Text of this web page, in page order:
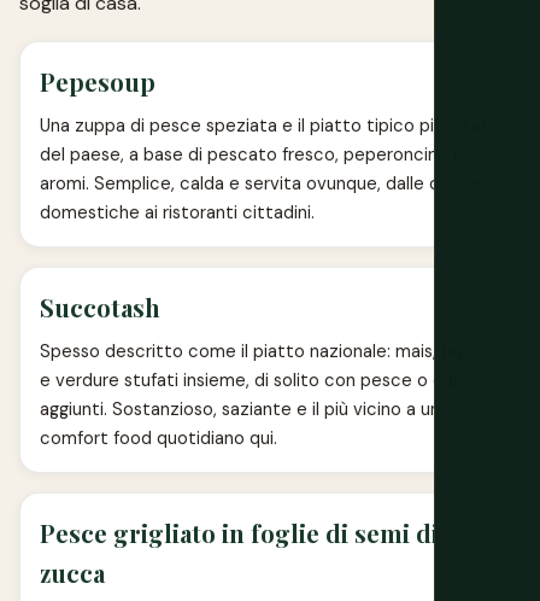
Pepesoup
Una zuppa di pesce speziata e il piatto tipico più citato
del paese, a base di pescato fresco, peperoncino e
aromi. Semplice, calda e servita ovunque, dalle cucine
domestiche ai ristoranti cittadini.
Succotash
Spesso descritto come il piatto nazionale: mais, fagioli
e verdure stufati insieme, di solito con pesce o carne
aggiunti. Sostanzioso, saziante e il più vicino a un
comfort food quotidiano qui.
Pesce grigliato in foglie di semi di
zucca